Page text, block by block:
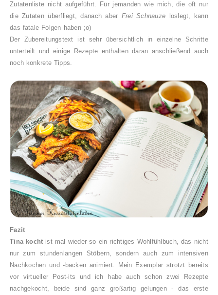
Zutatenliste nicht aufgeführt. Für jemanden wie mich, die oft nur
die Zutaten überfliegt, danach aber Frei Schnauze loslegt, kann
das fatale Folgen haben ;o)
Der Zubereitungstext ist sehr übersichtlich in einzelne Schritte
unterteilt und einige Rezepte enthalten daran anschließend auch
noch konkrete Tipps.
Fazit
Tina kocht ist mal wieder so ein richtiges Wohlfühlbuch, das nicht
nur zum stundenlangen Stöbern, sondern auch zum intensiven
Nachkochen und -backen animiert. Mein Exemplar strotzt bereits
vor virtueller Post-its und ich habe auch schon zwei Rezepte
nachgekocht, beide sind ganz großartig gelungen - das erste